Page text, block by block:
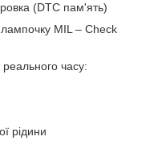
(DTC пам'ять)
MIL – Check
часу:
рідини